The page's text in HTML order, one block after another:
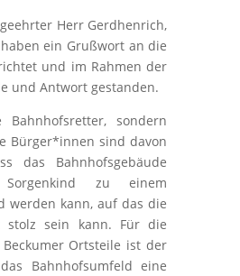
Herr Gerdhenrich,
ein Grußwort an die
und im Rahmen der
und Antwort gestanden.
sondern
Bürger*innen sind davon
das Bahnhofsgebäude
zu einem
werden kann, auf das die
stolz sein kann. Für die
Ortsteile ist der
Bahnhofsumfeld eine